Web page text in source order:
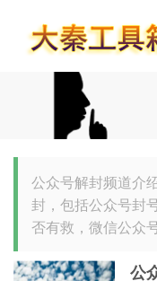
公众号解封频道介
封，包括公众号封
否有救，微信公众
公